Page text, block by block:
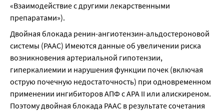
«Взаимодействие с другими лекарственными
препаратами»).
Двойная блокада ренин-ангиотензин-альдостероновой
системы (РААС) Имеются данные об увеличении риска
возникновения артериальной гипотензии,
гиперкалиемии и нарушения функции почек (включая
острую почечную недостаточность) при одновременном
применении ингибиторов АПФ с АРА II или алискиреном.
Поэтому двойная блокада РААС в результате сочетания